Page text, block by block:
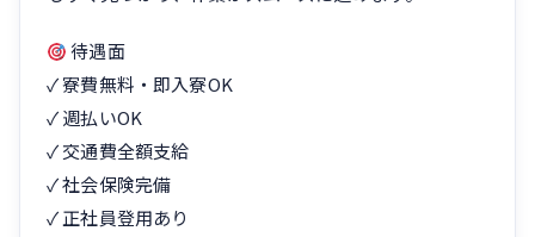
待遇面
✓ 寮費無料・即入寮OK
✓ 週払いOK
✓ 交通費全額支給
✓ 社会保険完備
✓ 正社員登用あり